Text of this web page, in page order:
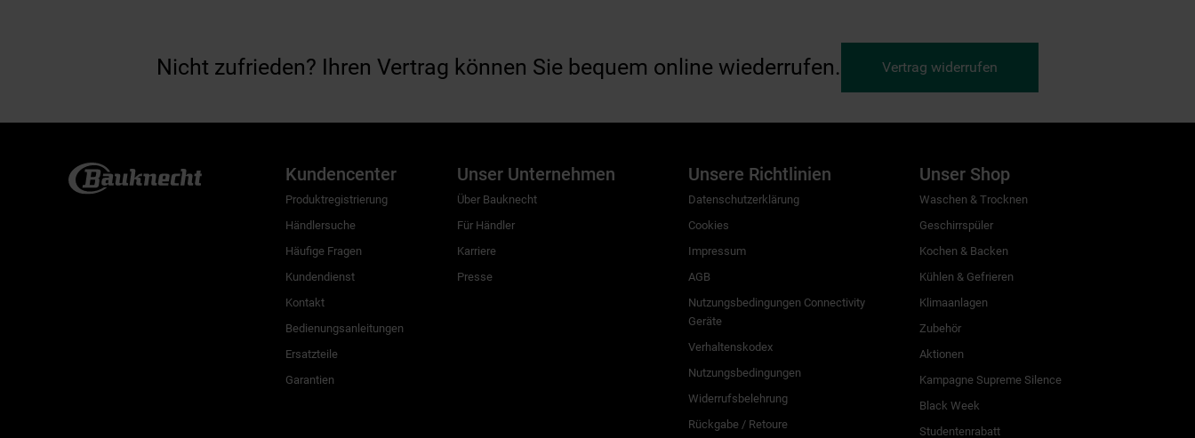
Nicht zufrieden? Ihren Vertrag können Sie bequem online wiederrufen. Vertrag widerrufen
Kundencenter
Produktregistrierung
Händlersuche
Häufige Fragen
Kundendienst
Kontakt
Bedienungsanleitungen
Ersatzteile
Garantien
Unser Unternehmen
Über Bauknecht
Für Händler
Karriere
Presse
Unsere Richtlinien
Datenschutzerklärung
Cookies
Impressum
AGB
Nutzungsbedingungen Connectivity
Geräte
Verhaltenskodex
Nutzungsbedingungen
Widerrufsbelehrung
Rückgabe / Retoure
Unser Shop
Waschen & Trocknen
Geschirrspüler
Kochen & Backen
Kühlen & Gefrieren
Klimaanlagen
Zubehör
Aktionen
Kampagne Supreme Silence
Black Week
Studentenrabatt